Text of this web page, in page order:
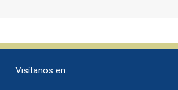
Visítanos en: